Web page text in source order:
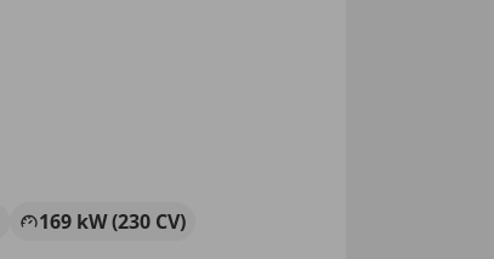
169 kW (230 CV)